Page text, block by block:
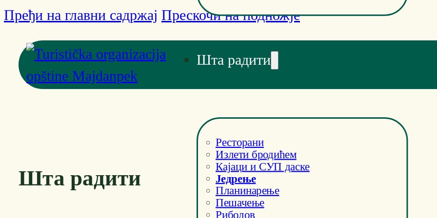
Пређи на главни садржај Прескочи на подножје
Шта радити
Ресторани
Излети бродићем
Кајаци и СУП даске
Једрење
Планинарење
Пешачење
Риболов
Шта радити